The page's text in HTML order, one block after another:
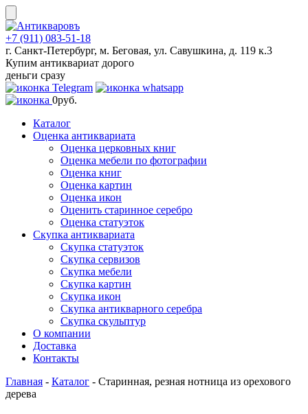
Skip
to
content
+7 (911) 083-51-18
г. Санкт-Петербург, м. Беговая, ул. Савушкина, д. 119 к.3
Купим антиквариат дорого
деньги сразу
0руб.
Каталог
Оценка антиквариата
Оценка церковных книг
Оценка мебели по фотографии
Оценка книг
Оценка картин
Оценка икон
Оценить старинное серебро
Оценка статуэток
Скупка антиквариата
Скупка статуэток
Скупка сервизов
Скупка мебели
Скупка картин
Скупка икон
Скупка антикварного серебра
Скупка скульптур
О компании
Доставка
Контакты
Главная - Каталог - Старинная, резная нотница из орехового
дерева